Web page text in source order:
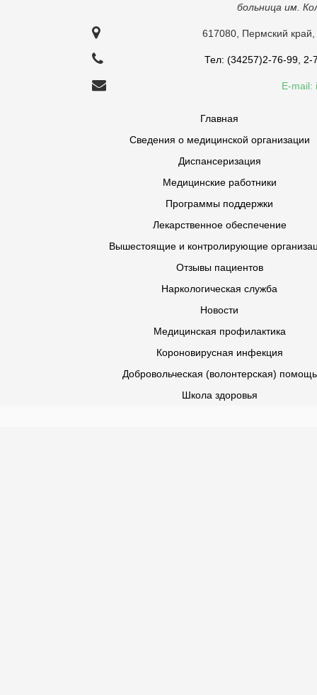
больница им.
617080, Пермский
Тел: (34257)2-76-99, 2-
E-mail:
Главная
Сведения о медицинской организации
Диспансеризация
Медицинские работники
Программы поддержки
Лекарственное обеспечение
Вышестоящие и контролирующие
Отзывы пациентов
Наркологическая служба
Новости
Медицинская профилактика
Короновирусная инфекция
Добровольческая (волонтерская) помощь
Школа здоровья